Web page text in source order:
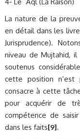
4- Le `Aql (La Raison)
La nature de la
en détail dans les
Jurisprudence).
niveau de Mujtahid,
soutenus
cette position n’est
consacre à cette
pour acquérir de
compétence de
dans les faits[9].